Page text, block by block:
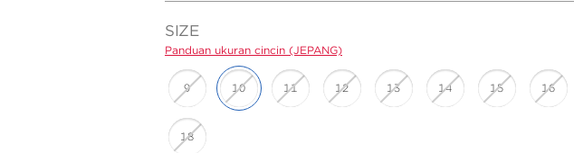
SIZE
Panduan ukuran cincin (JEPANG)
9 10 11 12 13 14 15 16
18